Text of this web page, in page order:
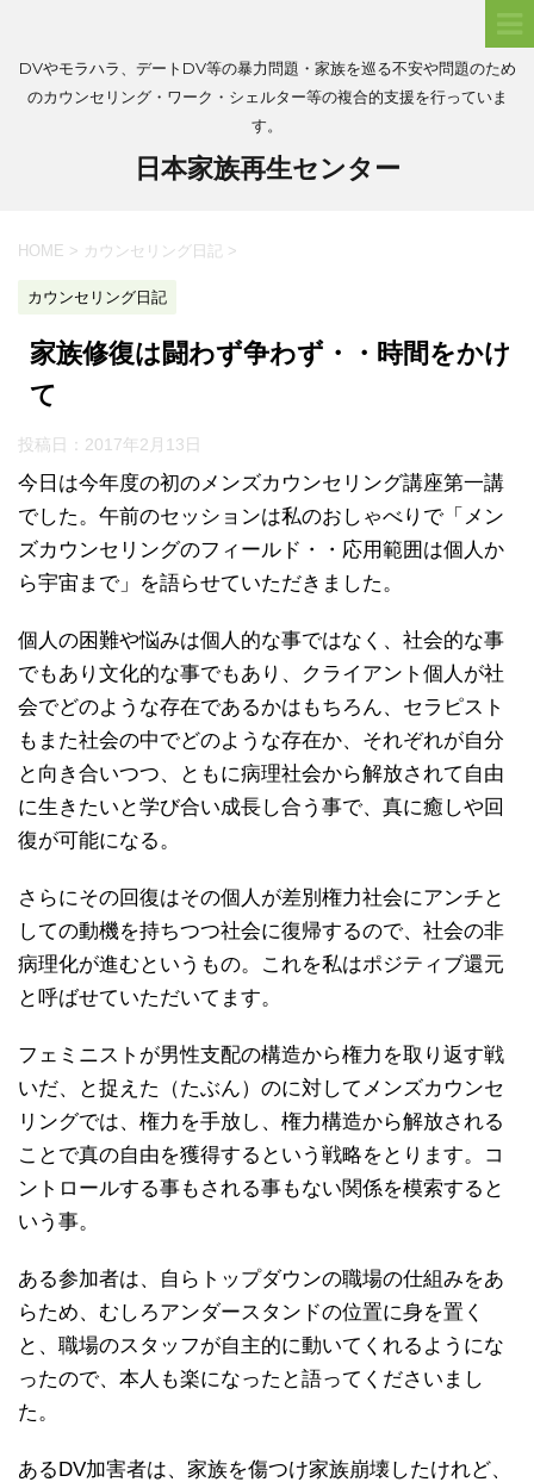
DVやモラハラ、デートDV等の暴力問題・家族を巡る不安や問題のため
のカウンセリング・ワーク・シェルター等の複合的支援を行っていま
す。
日本家族再生センター
HOME > カウンセリング日記 >
カウンセリング日記
家族修復は闘わず争わず・・時間をかけ
て
投稿日： 2017年2月13日
今日は今年度の初のメンズカウンセリング講座第一講
でした。午前のセッションは私のおしゃべりで「メン
ズカウンセリングのフィールド・・応用範囲は個人か
ら宇宙まで」を語らせていただきました。
個人の困難や悩みは個人的な事ではなく、社会的な事
でもあり文化的な事でもあり、クライアント個人が社
会でどのような存在であるかはもちろん、セラピスト
もまた社会の中でどのような存在か、それぞれが自分
と向き合いつつ、ともに病理社会から解放されて自由
に生きたいと学び合い成長し合う事で、真に癒しや回
復が可能になる。
さらにその回復はその個人が差別権力社会にアンチと
しての動機を持ちつつ社会に復帰するので、社会の非
病理化が進むというもの。これを私はポジティブ還元
と呼ばせていただいてます。
フェミニストが男性支配の構造から権力を取り返す戦
いだ、と捉えた（たぶん）のに対してメンズカウンセ
リングでは、権力を手放し、権力構造から解放される
ことで真の自由を獲得するという戦略をとります。コ
ントロールする事もされる事もない関係を模索すると
いう事。
ある参加者は、自らトップダウンの職場の仕組みをあ
らため、むしろアンダースタンドの位置に身を置く
と、職場のスタッフが自主的に動いてくれるようにな
ったので、本人も楽になったと語ってくださいまし
た。
あるDV加害者は、家族を傷つけ家族崩壊したけれど、